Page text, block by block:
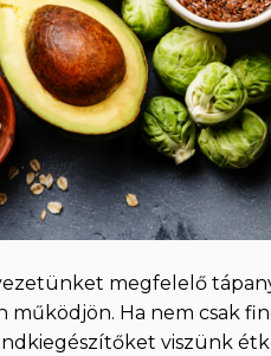
megfelelő
Ha nem csak
viszünk